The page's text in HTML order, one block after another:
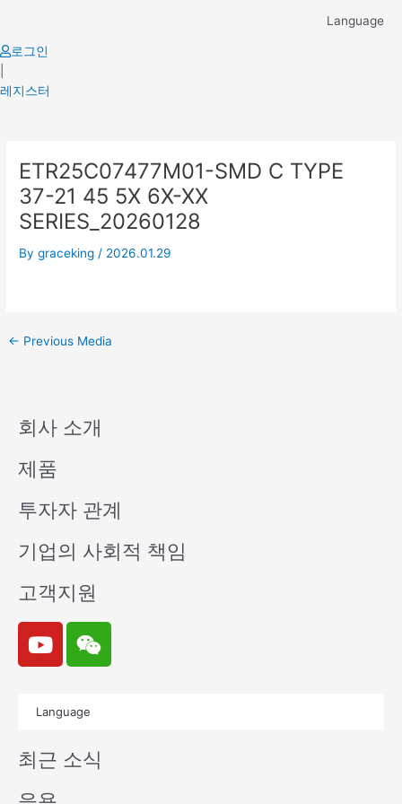
content
Language
로그인
레지스터
ETR25C07477M01-SMD C TYPE
37-21 45 5X 6X-XX
SERIES_20260128
Bygraceking / 2026.01.29
navigation
← Previous Media
회사 소개
제품
투자자 관계
기업의 사회적 책임
고객지원
Y
o
u
e
W
e
i
n
Language
최근 소식